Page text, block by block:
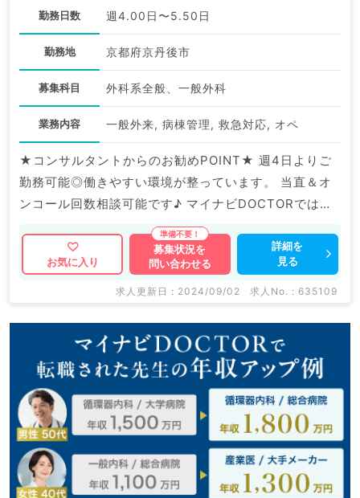
勤務日数 週4.00日〜5.50日
勤務地 京都府京丹後市
募集科目 外科系全般、一般外科
業務内容 一般外来, 病棟管理, 救急対応, オペ
★コンサルタントからのお勧めPOINT★ 週4日よりご
勤務可能◎働きやすい環境が整っています。 当直＆オ
ンコール回数相談可能です♪ マイナビDOCTORでは病
院やクリニックなどの医療機関求人はもちろんのこと、
掲載情報以外にも産業医等の企業系求人も多数扱ってい
ます。 求人内容の詳細等はお気軽にお問合せ下さい。
お気に入り
募集状況を
問い合わせる
詳細を
見る
求人更新日 : 2024/09/02 求人No. : 635109